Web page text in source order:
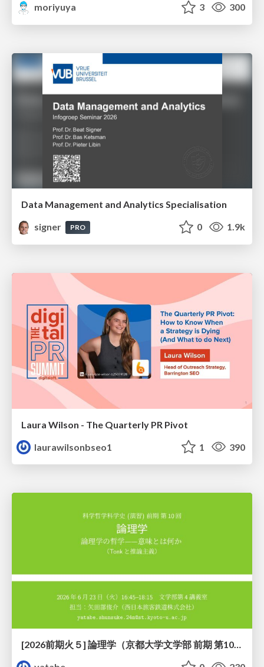
moriyuya
3 300
Data Management and Analytics Specialisation
signer
PRO 0 1.9k
Laura Wilson - The Quarterly PR Pivot
laurawilsonbseo1
1 390
[2026前期火５] 論理学（京都大学文学部 前期 第10回）「論理学の哲学——意味とは何か（Tonkと推論主義）」